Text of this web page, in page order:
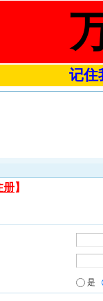
记住
册】
是